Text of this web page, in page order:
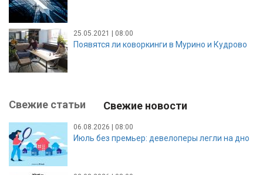
25.05.2021 | 08:00
Появятся ли коворкинги в Мурино и Кудрово
Свежие статьи Свежие новости
06.08.2026 | 08:00
Июль без премьер: девелоперы легли на дно